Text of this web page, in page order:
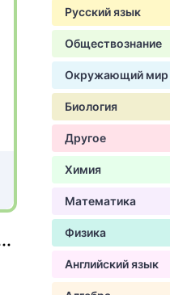
Русский язык
Обществознание
Окружающий мир
Биология
Другое
Химия
Математика
Физика
Английский язык